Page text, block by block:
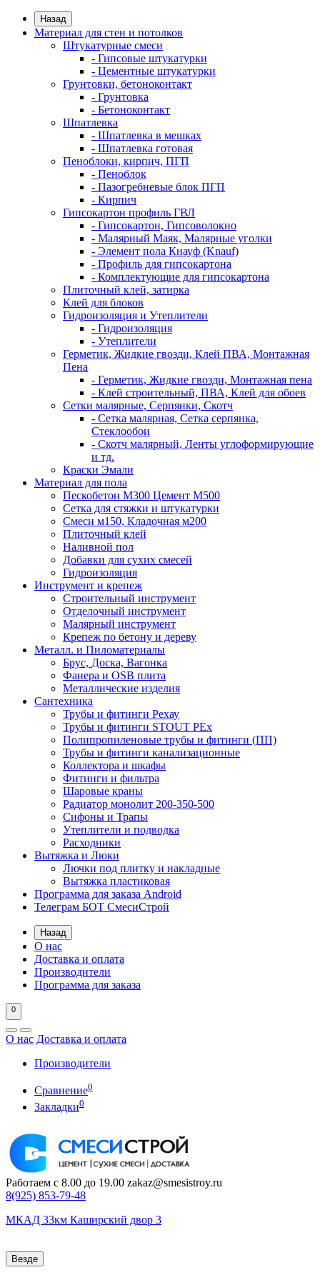
Назад
Материал для стен и потолков
Штукатурные смеси
- Гипсовые штукатурки
- Цементные штукатурки
Грунтовки, бетоноконтакт
- Грунтовка
- Бетоноконтакт
Шпатлевка
- Шпатлевка в мешках
- Шпатлевка готовая
Пеноблоки, кирпич, ПГП
- Пеноблок
- Пазогребневые блок ПГП
- Кирпич
Гипсокартон профиль ГВЛ
- Гипсокартон, Гипсоволокно
- Малярный Маяк, Малярные уголки
- Элемент пола Кнауф (Knauf)
- Профиль для гипсокартона
- Комплектующие для гипсокартона
Плиточный клей, затирка
Клей для блоков
Гидроизоляция и Утеплители
- Гидроизоляция
- Утеплители
Герметик, Жидкие гвозди, Клей ПВА, Монтажная
Пена
- Герметик, Жидкие гвозди, Монтажная пена
- Клей строительный, ПВА, Клей для обоев
Сетки малярные, Серпянки, Скотч
- Сетка малярная, Сетка серпянка,
Стеклообои
- Скотч малярный, Ленты углоформирующие
и тд.
Краски Эмали
Материал для пола
Пескобетон М300 Цемент М500
Сетка для стяжки и штукатурки
Смеси м150, Кладочная м200
Плиточный клей
Наливной пол
Добавки для сухих смесей
Гидроизоляция
Инструмент и крепеж
Строительный инструмент
Отделочный инструмент
Малярный инструмент
Крепеж по бетону и дереву
Металл. и Пиломатериалы
Брус, Доска, Вагонка
Фанера и OSB плита
Металлические изделия
Сантехника
Трубы и фитинги Рехау
Трубы и фитинги STOUT PEx
Полипропиленовые трубы и фитинги (ПП)
Трубы и фитинги канализационные
Коллектора и шкафы
Фитинги и фильтра
Шаровые краны
Радиатор монолит 200-350-500
Сифоны и Трапы
Утеплители и подводка
Расходники
Вытяжка и Люки
Лючки под плитку и накладные
Вытяжка пластиковая
Программа для заказа Android
Телеграм БОТ СмесиСтрой
Назад
О нас
Доставка и оплата
Производители
Программа для заказа
0
О нас Доставка и оплата
Производители
Сравнение0
Закладки0
Работаем с 8.00 до 19.00 zakaz@smesistroy.ru
8(925) 853-79-48
МКАД 33км Каширский двор 3
Везде